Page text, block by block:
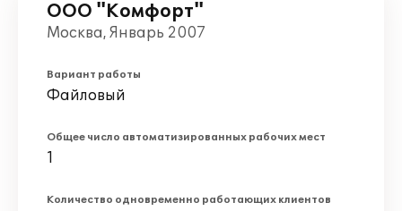
ООО "Комфорт"
Москва, Январь 2007
Вариант работы
Файловый
Общее число автоматизированных рабочих мест
1
Количество одновременно работающих клиентов